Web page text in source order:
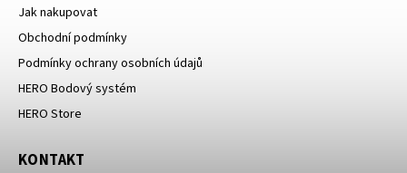
Jak nakupovat
Obchodní podmínky
Podmínky ochrany osobních údajů
HERO Bodový systém
HERO Store
KONTAKT